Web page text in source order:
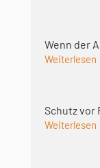
Wenn der
Weiterlesen
Schutz vor
Weiterlesen